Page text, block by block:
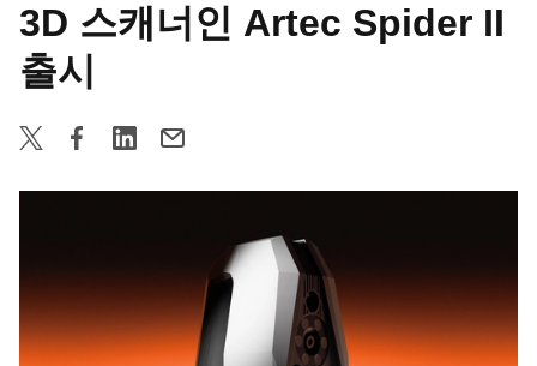
3D 스캐너인 Artec Spider II
출시